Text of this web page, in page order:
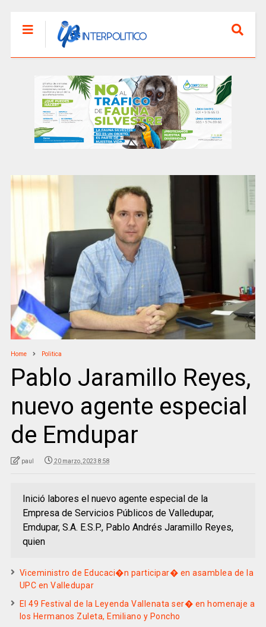
Home Politica
Pablo Jaramillo Reyes,
nuevo agente especial
de Emdupar
paul 20 marzo, 2023 8:58
Inició labores el nuevo agente especial de la
Empresa de Servicios Públicos de Valledupar,
Emdupar, S.A. E.S.P., Pablo Andrés Jaramillo Reyes,
quien
Viceministro de Educaci�n participar� en asamblea de la
UPC en Valledupar
El 49 Festival de la Leyenda Vallenata ser� en homenaje a
los Hermanos Zuleta, Emiliano y Poncho